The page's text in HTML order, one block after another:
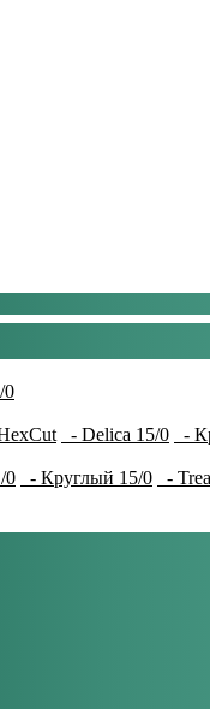
0
- Delica 15/0 -
0 - Круглый 15/0 -